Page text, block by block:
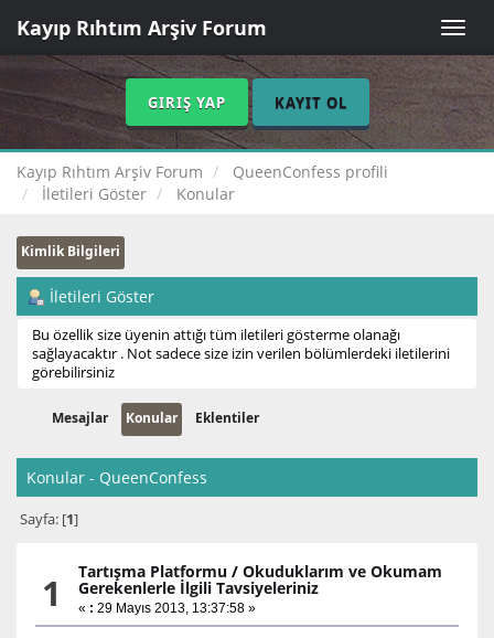
Toggle
Kayıp Rıhtım Arşiv Forum
GIRIŞ YAP KAYIT OL
Kayıp Rıhtım Arşiv Forum
QueenConfess profili
İletileri Göster
Konular
Kimlik Bilgileri
İletileri Göster
Bu özellik size üyenin attığı tüm iletileri gösterme olanağı
sağlayacaktır . Not sadece size izin verilen bölümlerdeki iletilerini
görebilirsiniz
Mesajlar Konular Eklentiler
Konular - QueenConfess
Sayfa: [1]
1 Tartışma Platformu /Okuduklarım ve Okumam
Gerekenlerle İlgili Tavsiyeleriniz
« : 29 Mayıs 2013, 13:37:58 »